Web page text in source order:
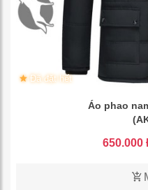
Đã đặt hết
Áo phao
650.000